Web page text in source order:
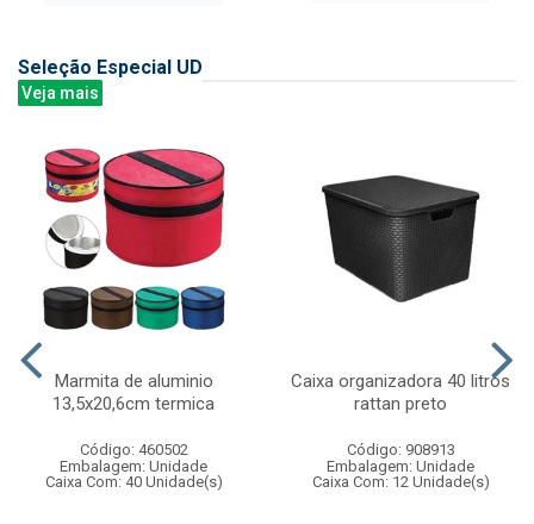
Seleção Especial UD
Veja mais
Marmita de aluminio
13,5x20,6cm termica
Código: 460502
Embalagem: Unidade
Caixa Com: 40 Unidade(s)
Caixa organizadora 40 litros
rattan preto
Código: 908913
Embalagem: Unidade
Caixa Com: 12 Unidade(s)